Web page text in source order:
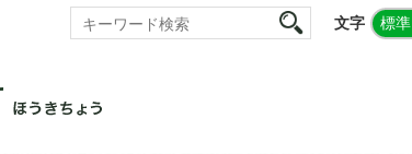
文字 標準